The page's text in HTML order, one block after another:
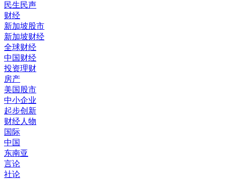
民生民声
财经
新加坡股市
新加坡财经
全球财经
中国财经
投资理财
房产
美国股市
中小企业
起步创新
财经人物
国际
中国
东南亚
言论
社论